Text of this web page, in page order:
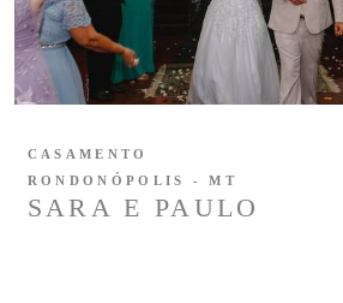
SARA E PAULO
CASAMENTO
RONDONÓPOLIS - MT